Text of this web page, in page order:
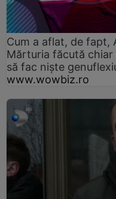
Cum a aflat, de fapt,
Mărturia făcută
să fac niște
www.wowbiz.ro